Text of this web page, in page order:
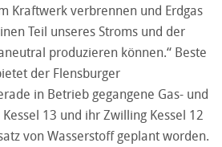
Kraftwerk verbrennen und Erdgas
Teil unseres Stroms und der
produzieren können.“ Beste
der Flensburger
in Betrieb gegangene Gas- und
13 und ihr Zwilling Kessel 12
von Wasserstoff geplant worden.